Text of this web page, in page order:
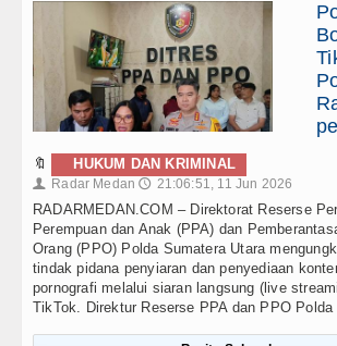
🔖 HUKUM DAN KRIMINAL
👤 Radar Medan 🕔 21:06:51, 11 Jun 2026
RADARMEDAN.COM – Direktorat Reserse
Perempuan dan Anak (PPA) dan
Orang (PPO) Polda Sumatera Utara
tindak pidana penyiaran dan penyediaan
pornografi melalui siaran langsung (live
TikTok. Direktur Reserse PPA dan PPO